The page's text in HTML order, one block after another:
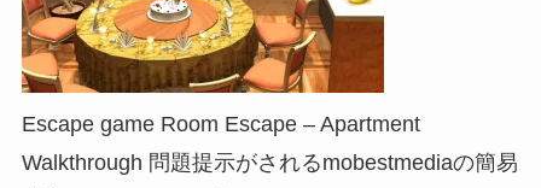
Escape game Room Escape – Apartment
Walkthrough 問題提示がされるmobestmediaの簡易